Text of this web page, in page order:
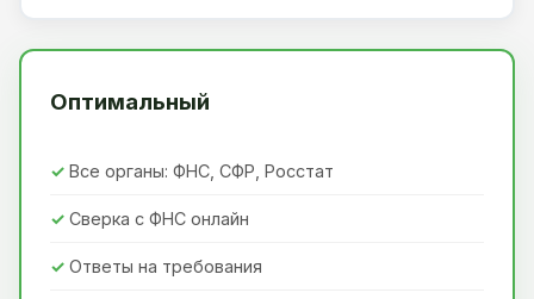
Оптимальный
Все органы: ФНС, СФР, Росстат
Сверка с ФНС онлайн
Ответы на требования